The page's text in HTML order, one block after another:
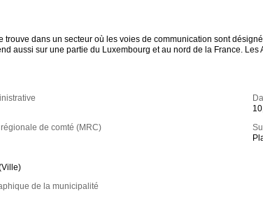
dans un secteur où les voies de communication sont
aussi sur une partie du Luxembourg et au nord de la France.
de comté (MRC)
de la municipalité